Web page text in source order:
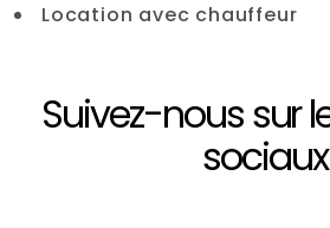
Location avec chauffeur
Suivez-nous sur
sociaux